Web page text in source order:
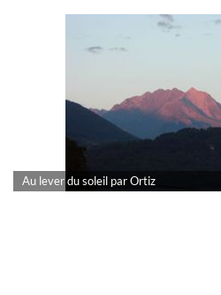
Au lever du soleil par Ortiz